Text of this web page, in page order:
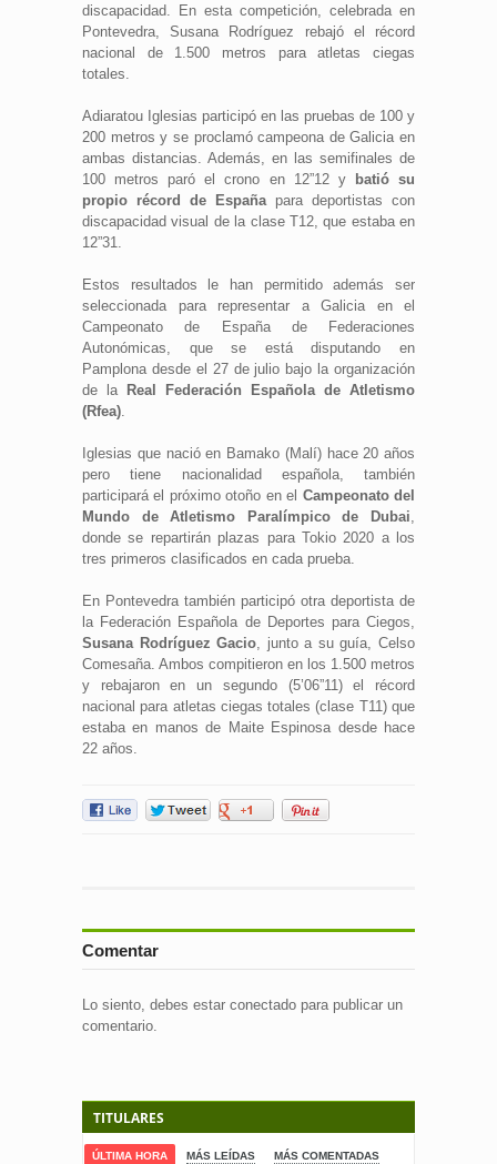
discapacidad. En esta competición, celebrada en
Pontevedra, Susana Rodríguez rebajó el récord
nacional de 1.500 metros para atletas ciegas
totales.
Adiaratou Iglesias participó en las pruebas de 100 y
200 metros y se proclamó campeona de Galicia en
ambas distancias. Además, en las semifinales de
100 metros paró el crono en 12”12 y
batió su
propio récord de Españapara deportistas con
discapacidad visual de la clase T12, que estaba en
12”31.
Estos resultados le han permitido además ser
seleccionada para representar a Galicia en el
Campeonato de España de Federaciones
Autonómicas, que se está disputando en
Pamplona desde el 27 de julio bajo la organización
de la Real Federación Española de Atletismo
(Rfea).
Iglesias que nació en Bamako (Malí) hace 20 años
pero tiene nacionalidad española, también
participará el próximo otoño en el Campeonato del
Mundo de Atletismo Paralímpico de Dubai,
donde se repartirán plazas para Tokio 2020 a los
tres primeros clasificados en cada prueba.
En Pontevedra también participó otra deportista de
la Federación Española de Deportes para Ciegos,
Susana Rodríguez Gacio, junto a su guía, Celso
Comesaña. Ambos compitieron en los 1.500 metros
y rebajaron en un segundo (5’06”11) el récord
nacional para atletas ciegas totales (clase T11) que
estaba en manos de Maite Espinosa desde hace
22 años.
Comentar
Lo siento, debes estar conectado para publicar un
comentario.
TITULARES
ÚLTIMA HORA MÁS LEÍDAS MÁS COMENTADAS